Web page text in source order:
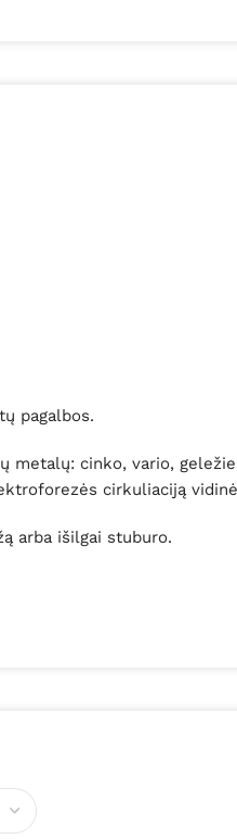
pagalbos.
cinko, vario,
cirkuliaciją
arba išilgai stuburo.